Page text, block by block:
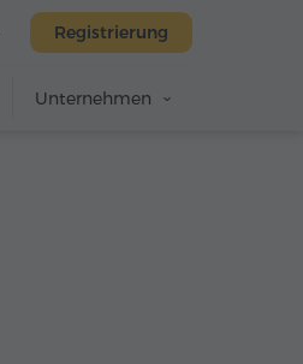
Registrierung
Unternehmen